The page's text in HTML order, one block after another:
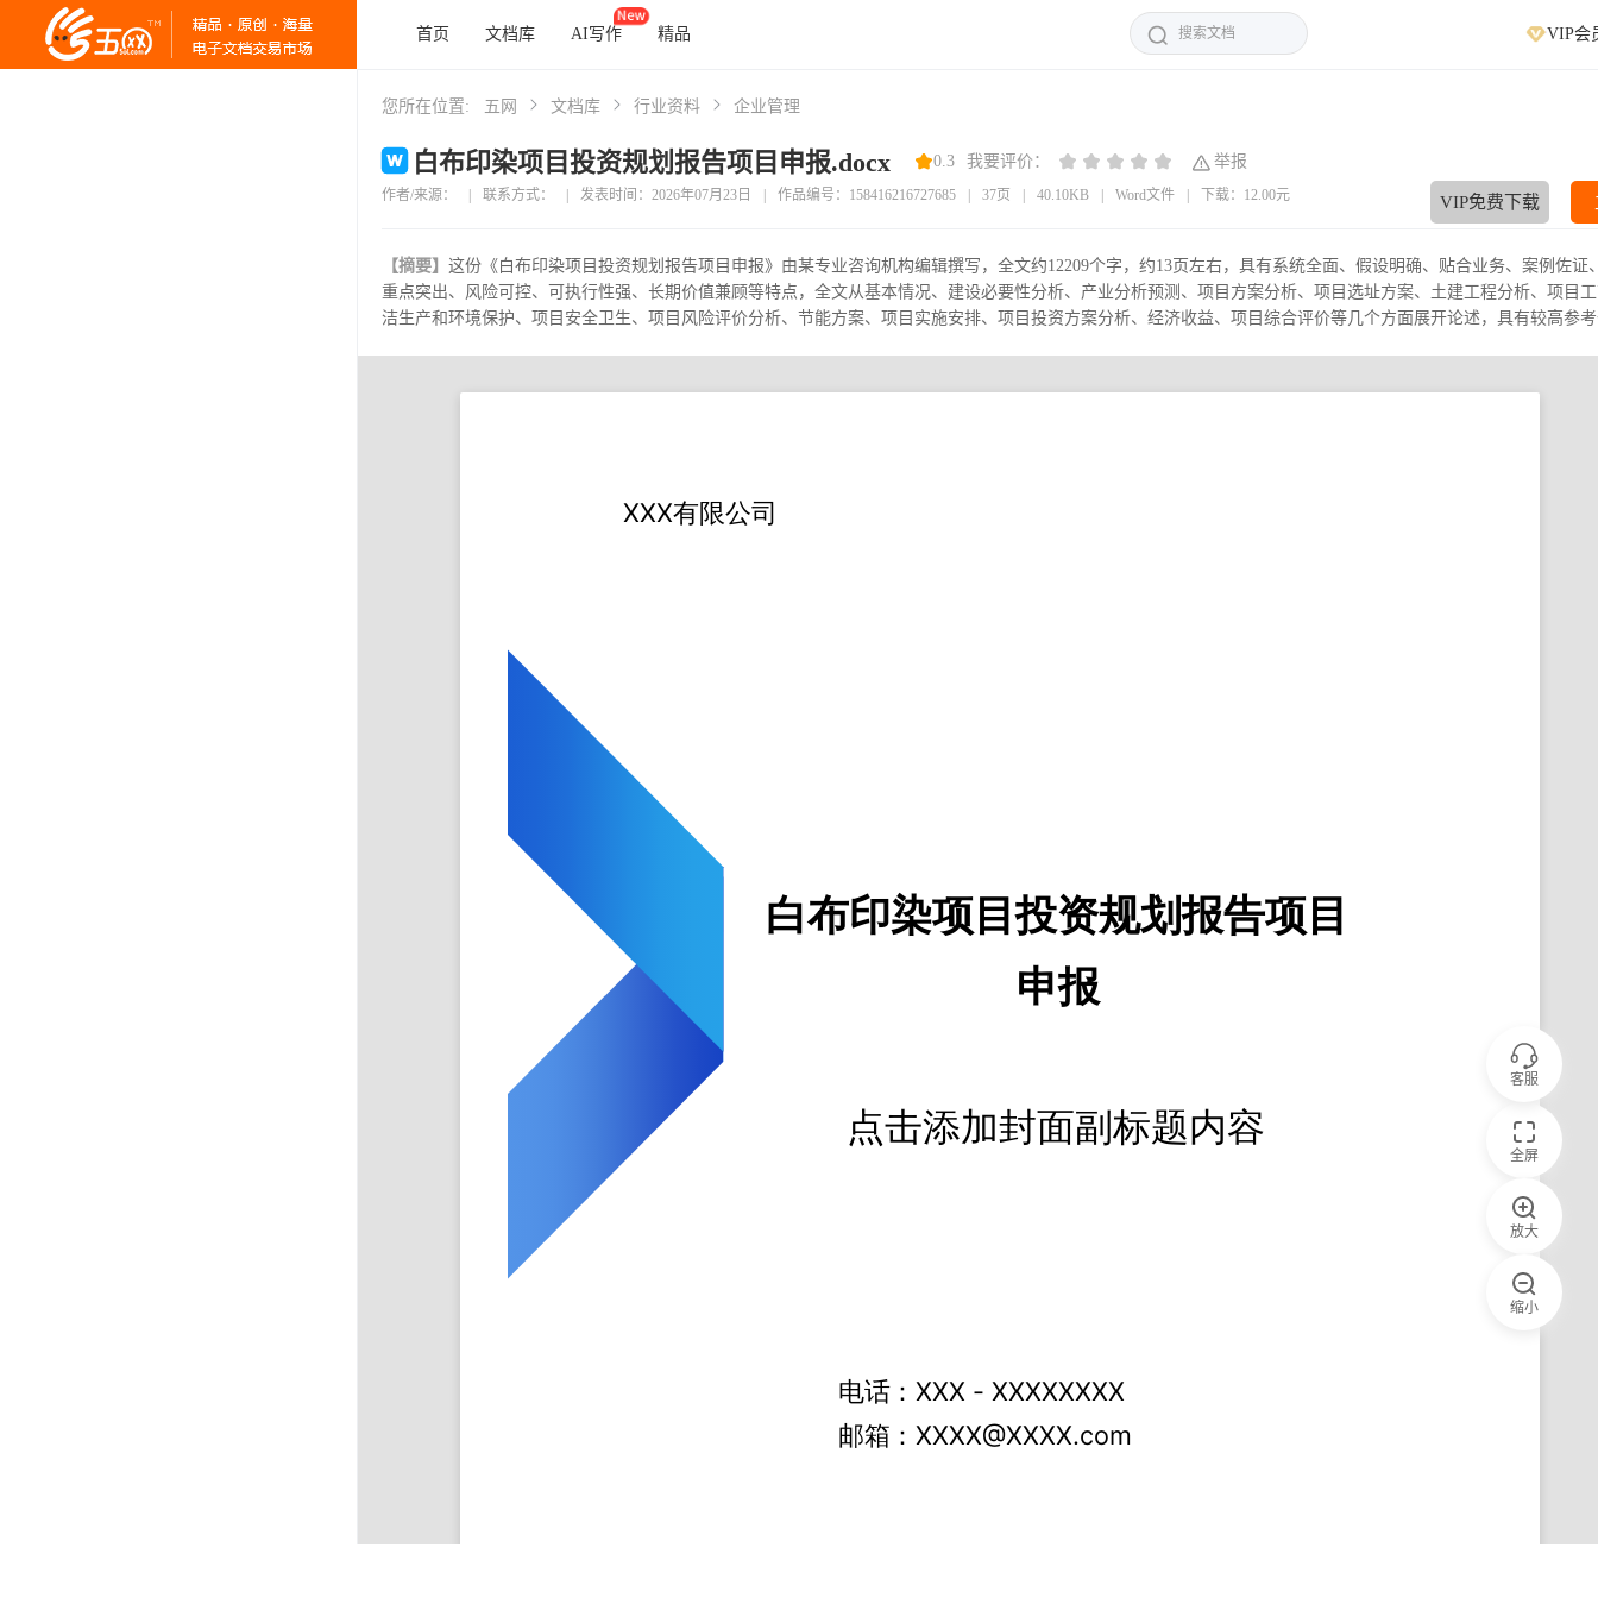
首页 文档库 AI写作 精品 VIP会
您所在位置: 五网 文档库 行业资料 企业管理
白布印染项目投资规划报告项目申报.docx 0.3 我要评价： 举报
作者/来源： 联系方式： 发表时间：2026年07月23日 作品编号：158416216727685 37页 40.10KB Word文件 下载：12.00元 VIP免费下载
【摘要】 这份《白布印染项目投资规划报告项目申报》由某专业咨询机构编辑撰写，全文约12209个字，约13页左右，具有系统全面、假设明确、贴合业务、案例佐证
重点突出、风险可控、可执行性强、长期价值兼顾等特点，全文从基本情况、建设必要性分析、产业分析预测、项目方案分析、项目选址方案、土建工程分析、项目
洁生产和环境保护、项目安全卫生、项目风险评价分析、节能方案、项目实施安排、项目投资方案分析、经济收益、项目综合评价等几个方面展开论述，具有较高参
客服
全屏
放大
缩小